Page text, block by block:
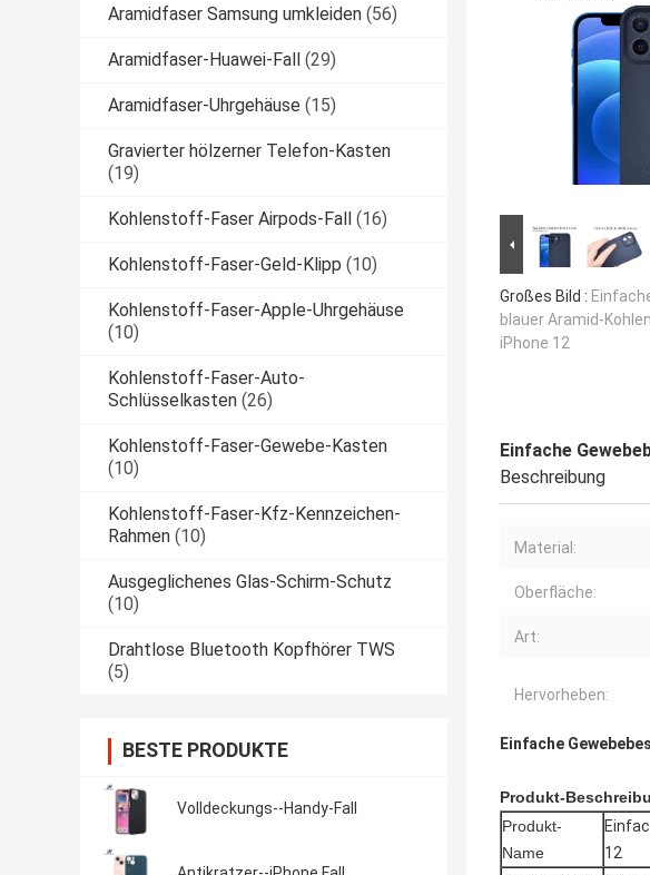
Aramidfaser Samsung umkleiden (56)
Aramidfaser-Huawei-Fall (29)
Aramidfaser-Uhrgehäuse (15)
Gravierter hölzerner Telefon-Kasten
(19)
Kohlenstoff-Faser Airpods-Fall (16)
Kohlenstoff-Faser-Geld-Klipp (10)
Kohlenstoff-Faser-Apple-Uhrgehäuse
(10)
Kohlenstoff-Faser-Auto-
Schlüsselkasten (26)
Kohlenstoff-Faser-Gewebe-Kasten
(10)
Kohlenstoff-Faser-Kfz-Kennzeichen-
Rahmen (10)
Ausgeglichenes Glas-Schirm-Schutz
(10)
Drahtlose Bluetooth Kopfhörer TWS
(5)
BESTE PRODUKTE
Volldeckungs--Handy-Fall
Großes Bild :
blauer Aramid-
iPhone 12
Einfache
Beschreibung
Material:
Oberfläche:
Art:
Hervorheben:
Einfache
Produkt-
Produkt-
Name
12